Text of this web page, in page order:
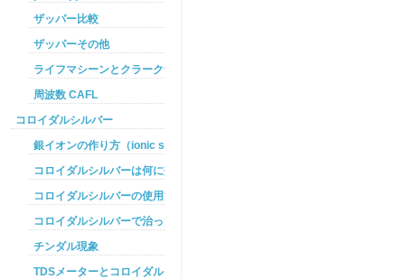
ザッパー比較
ザッパーその他
ライフマシーンとクラークザッパーの違い
周波数 CAFL
コロイダルシルバー
銀イオンの作り方（ionic silver ）
コロイダルシルバーは何に効くのか
コロイダルシルバーの使用方法
コロイダルシルバーで治った例
チンダル現象
TDSメーターとコロイダルシルバー